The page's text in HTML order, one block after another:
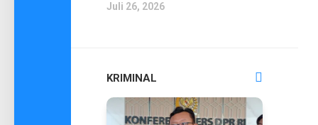
Juli 26, 2026
KRIMINAL